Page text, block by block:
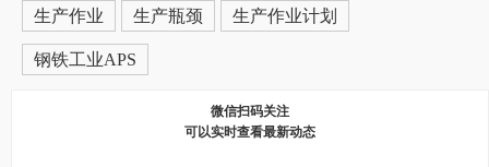
生产作业 生产瓶颈 生产作业计划
钢铁工业APS
微信扫码关注
可以实时查看最新动态